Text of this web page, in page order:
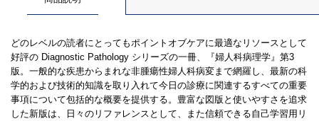
どのレベルの読者にとってもポイントオブケアに最適なリソースとして
好評の Diagnostic Pathology シリーズの一冊、『婦人科病理学』第3
版。一般的な疾患からまれな非腫瘍性婦人科病変まで網羅し、最新の科
学的および技術的知識を取り入れて今日の診療に関連するすべての重要
事項について包括的な概要を提供する。豊富な図版と使いやすさを追求
した新版は、日々のリファレンスとして、また信頼できる自己学習用リ